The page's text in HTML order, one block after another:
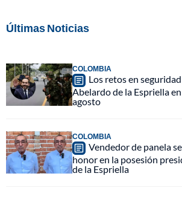
Últimas Noticias
COLOMBIA
Los retos en
Abelardo de la Espriella
agosto
COLOMBIA
Vendedor de panela
honor en la posesión
de la Espriella